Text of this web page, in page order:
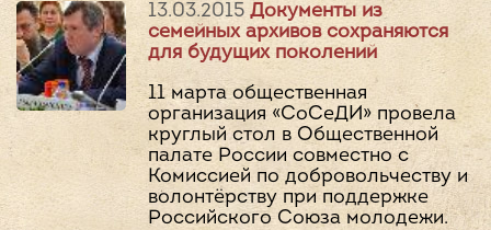
13.03.2015 Документы из
семейных архивов сохраняются
для будущих поколений
11 марта общественная
организация «СоСеДИ» провела
круглый стол в Общественной
палате России совместно с
Комиссией по добровольчеству и
волонтёрству при поддержке
Российского Союза молодежи.